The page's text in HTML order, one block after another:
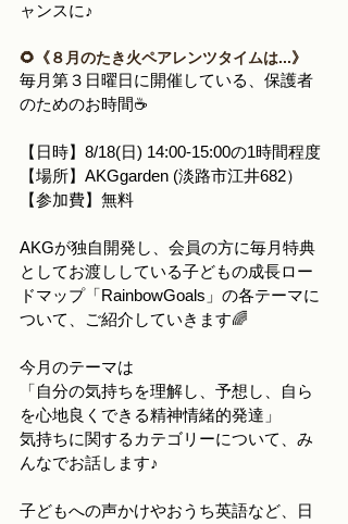
ャンスに♪
🌻《８月のたき火ペアレンツタイムは...》
毎月第３日曜日に開催している、保護者
のためのお時間☕
【日時】8/18(日) 14:00-15:00の1時間程度
【場所】AKGgarden (淡路市江井682）
【参加費】無料
AKGが独自開発し、会員の方に毎月特典
としてお渡ししている子どもの成長ロー
ドマップ「RainbowGoals」の各テーマに
ついて、ご紹介していきます🌈
今月のテーマは
「自分の気持ちを理解し、予想し、自ら
を心地良くできる精神情緒的発達」
気持ちに関するカテゴリーについて、み
んなでお話します♪
子どもへの声かけやおうち英語など、日